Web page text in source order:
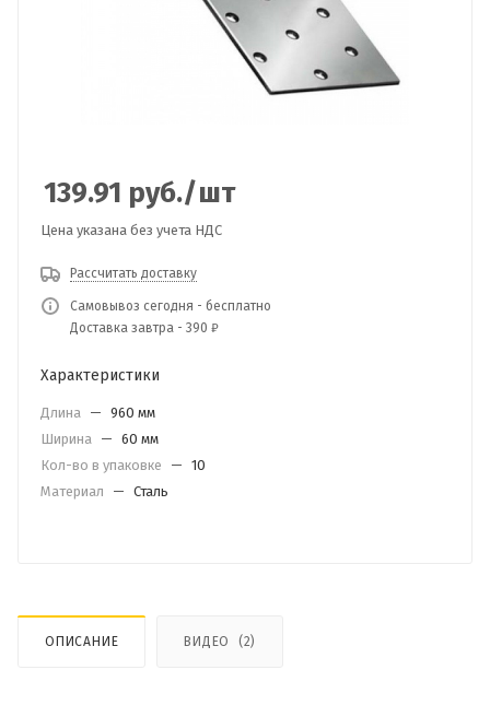
139.91 руб./шт
Цена указана без учета НДС
Рассчитать доставку
Самовывоз сегодня - бесплатно
Доставка завтра - 390 ₽
Характеристики
Длина — 960 мм
Ширина — 60 мм
Кол-во в упаковке
— 10
Материал
— Сталь
ОПИСАНИЕ ВИДЕО (2)